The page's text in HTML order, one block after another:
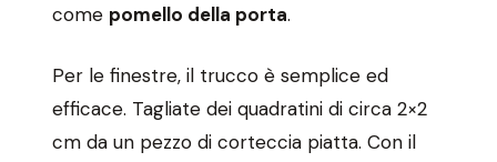
come pomello della porta.
Per le finestre, il trucco è semplice ed
efficace. Tagliate dei quadratini di circa 2×2
cm da un pezzo di corteccia piatta. Con il